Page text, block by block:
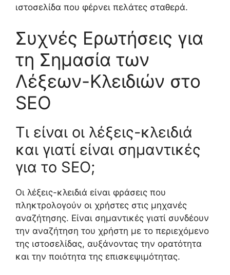
ιστοσελίδα που φέρνει πελάτες σταθερά.
Συχνές Ερωτήσεις για
τη Σημασία των
Λέξεων-Κλειδιών στο
SEO
Τι είναι οι λέξεις-κλειδιά
και γιατί είναι σημαντικές
για το SEO;
Οι λέξεις-κλειδιά είναι φράσεις που
πληκτρολογούν οι χρήστες στις μηχανές
αναζήτησης. Είναι σημαντικές γιατί συνδέουν
την αναζήτηση του χρήστη με το περιεχόμενο
της ιστοσελίδας, αυξάνοντας την ορατότητα
και την ποιότητα της επισκεψιμότητας.